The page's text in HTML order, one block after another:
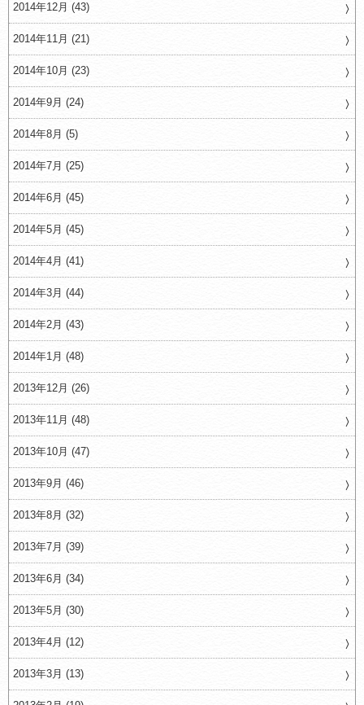
2014年12月 (43)
2014年11月 (21)
2014年10月 (23)
2014年9月 (24)
2014年8月 (5)
2014年7月 (25)
2014年6月 (45)
2014年5月 (45)
2014年4月 (41)
2014年3月 (44)
2014年2月 (43)
2014年1月 (48)
2013年12月 (26)
2013年11月 (48)
2013年10月 (47)
2013年9月 (46)
2013年8月 (32)
2013年7月 (39)
2013年6月 (34)
2013年5月 (30)
2013年4月 (12)
2013年3月 (13)